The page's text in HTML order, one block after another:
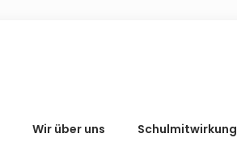
Wir über uns Schulmitwirkung